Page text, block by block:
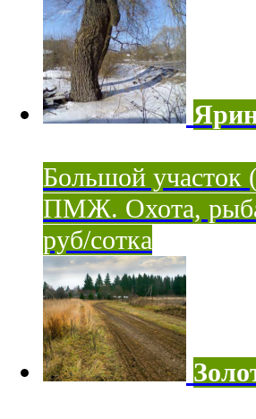
Большой участок
ПМЖ. Охота,
руб/сотка